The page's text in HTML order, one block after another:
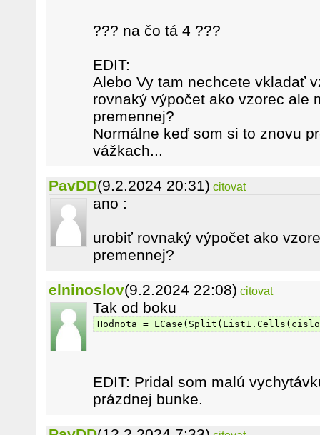
??? na čo tá 4 ???
EDIT:
Alebo Vy tam nechcete vkladať
rovnaký výpočet ako vzorec ale
premennej?
Normálne keď som si to znovu
vážkach...
PavDD(9.2.2024 20:31) citovat
ano :
urobiť rovnaký výpočet ako
premennej?
elninoslov(9.2.2024 22:08) citovat
Tak od boku
Hodnota =
EDIT: Pridal som malú
prázdnej bunke.